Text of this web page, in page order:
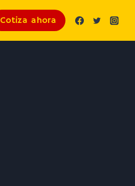
Cotiza ahora